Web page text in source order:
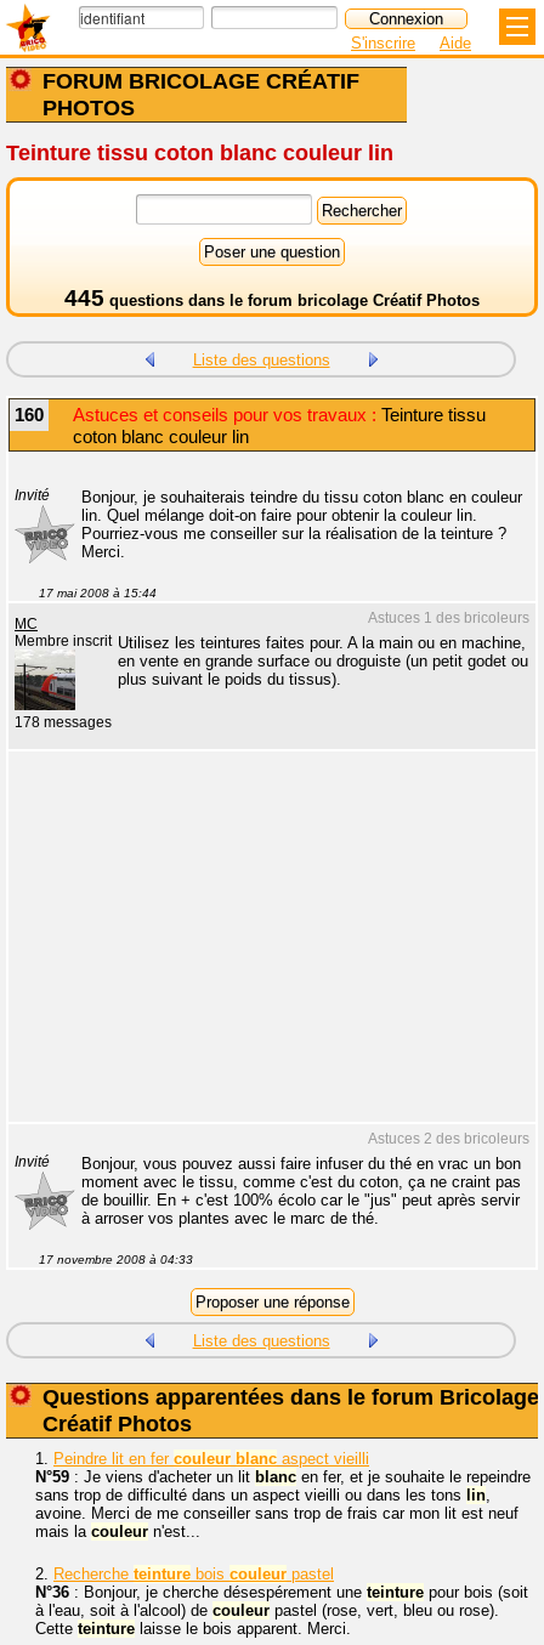
FORUM BRICOLAGE CRÉATIF
PHOTOS
S'inscrire Aide
Teinture tissu coton blanc couleur lin
445 questions dans le forum bricolage Créatif Photos
Liste des questions
160 Astuces et conseils pour vos travaux : Teinture tissu
coton blanc couleur lin
Invité
Bonjour, je souhaiterais teindre du tissu coton blanc en couleur
lin. Quel mélange doit-on faire pour obtenir la couleur lin.
Pourriez-vous me conseiller sur la réalisation de la teinture ?
Merci.
17 mai 2008 à 15:44
Astuces 1 des bricoleurs
MC
Membre inscrit
178 messages
Utilisez les teintures faites pour. A la main ou en machine,
en vente en grande surface ou droguiste (un petit godet ou
plus suivant le poids du tissus).
Astuces 2 des bricoleurs
Invité
Bonjour, vous pouvez aussi faire infuser du thé en vrac un bon
moment avec le tissu, comme c'est du coton, ça ne craint pas
de bouillir. En + c'est 100% écolo car le "jus" peut après servir
à arroser vos plantes avec le marc de thé.
17 novembre 2008 à 04:33
Liste des questions
Questions apparentées dans le forum Bricolage
Créatif Photos
1. Peindre lit en fer couleur blanc aspect vieilli
N°59 : Je viens d'acheter un lit blanc en fer, et je souhaite le repeindre
sans trop de difficulté dans un aspect vieilli ou dans les tons lin,
avoine. Merci de me conseiller sans trop de frais car mon lit est neuf
mais la couleur n'est...
2. Recherche teinture bois couleur pastel
N°36 : Bonjour, je cherche désespérement une teinture pour bois (soit
à l'eau, soit à l'alcool) de couleur pastel (rose, vert, bleu ou rose).
Cette teinture laisse le bois apparent. Merci.